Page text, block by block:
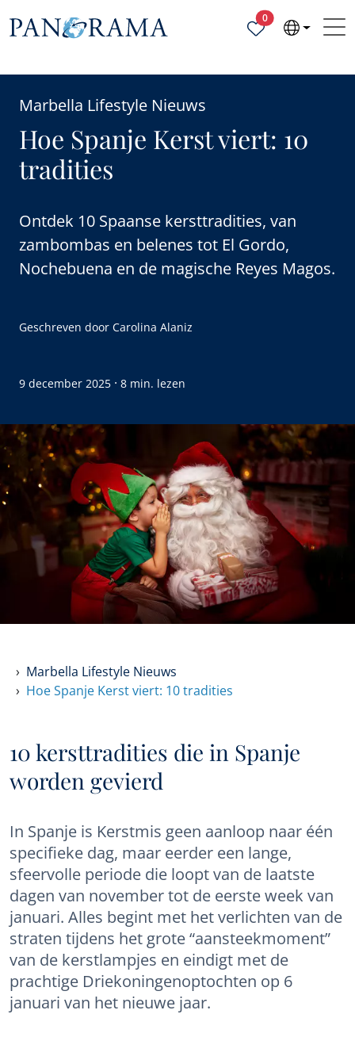
0Geselecteerde
Marbella Lifestyle Nieuws
Hoe Spanje Kerst viert: 10
tradities
Ontdek 10 Spaanse kersttradities, van
zambombas en belenes tot El Gordo,
Nochebuena en de magische Reyes Magos.
Geschreven door Carolina Alaniz
9 december 2025 · 8 min. lezen
Marbella Lifestyle Nieuws
Hoe Spanje Kerst viert: 10 tradities
10 kersttradities die in Spanje
worden gevierd
In Spanje is Kerstmis geen aanloop naar één
specifieke dag, maar eerder een lange,
sfeervolle periode die loopt van de laatste
dagen van november tot de eerste week van
januari. Alles begint met het verlichten van de
straten tijdens het grote “aansteekmoment”
van de kerstlampjes en eindigt met de
prachtige Driekoningenoptochten op 6
januari van het nieuwe jaar.